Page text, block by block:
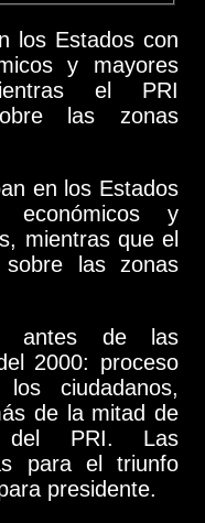
los Estados con
y mayores
el PRI
las zonas
en los Estados
económicos y
mientras que el
las zonas
antes de las
2000: proceso
ciudadanos,
de la mitad de
del PRI. Las
para el triunfo
presidente.